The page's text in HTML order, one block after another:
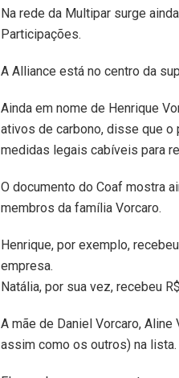
Na rede da Multipar surge
Participações.
A Alliance está no centro da
Ainda em nome de Henrique
ativos de carbono, disse que o
medidas legais cabíveis para
O documento do Coaf mostra
membros da família Vorcaro.
Henrique, por exemplo,
empresa.
Natália, por sua vez, recebeu
A mãe de Daniel Vorcaro,
assim como os outros) na lista.